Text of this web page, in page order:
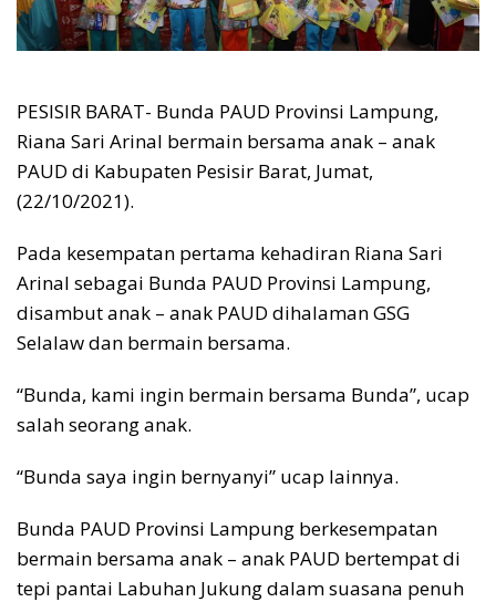
PESISIR BARAT- Bunda PAUD Provinsi Lampung,
Riana Sari Arinal bermain bersama anak – anak
PAUD di Kabupaten Pesisir Barat, Jumat,
(22/10/2021).
Pada kesempatan pertama kehadiran Riana Sari
Arinal sebagai Bunda PAUD Provinsi Lampung,
disambut anak – anak PAUD dihalaman GSG
Selalaw dan bermain bersama.
“Bunda, kami ingin bermain bersama Bunda”, ucap
salah seorang anak.
“Bunda saya ingin bernyanyi” ucap lainnya.
Bunda PAUD Provinsi Lampung berkesempatan
bermain bersama anak – anak PAUD bertempat di
tepi pantai Labuhan Jukung dalam suasana penuh